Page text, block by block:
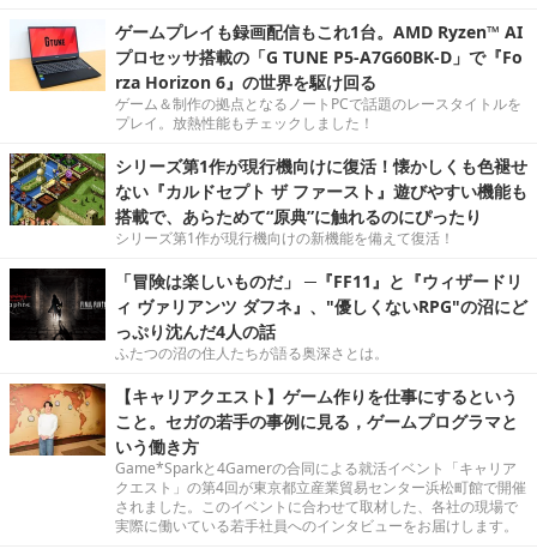
ゲームプレイも録画配信もこれ1台。AMD Ryzen™ AI
プロセッサ搭載の「G TUNE P5-A7G60BK-D」で『Fo
rza Horizon 6』の世界を駆け回る
ゲーム＆制作の拠点となるノートPCで話題のレースタイトルを
プレイ。放熱性能もチェックしました！
シリーズ第1作が現行機向けに復活！懐かしくも色褪せ
ない『カルドセプト ザ ファースト』遊びやすい機能も
搭載で、あらためて“原典”に触れるのにぴったり
シリーズ第1作が現行機向けの新機能を備えて復活！
「冒険は楽しいものだ」 ─『FF11』と『ウィザードリ
ィ ヴァリアンツ ダフネ』、"優しくないRPG"の沼にど
っぷり沈んだ4人の話
ふたつの沼の住人たちが語る奥深さとは。
【キャリアクエスト】ゲーム作りを仕事にするという
こと。セガの若手の事例に見る，ゲームプログラマと
いう働き方
Game*Sparkと4Gamerの合同による就活イベント「キャリア
クエスト」の第4回が東京都立産業貿易センター浜松町館で開催
されました。このイベントに合わせて取材した、各社の現場で
実際に働いている若手社員へのインタビューをお届けします。